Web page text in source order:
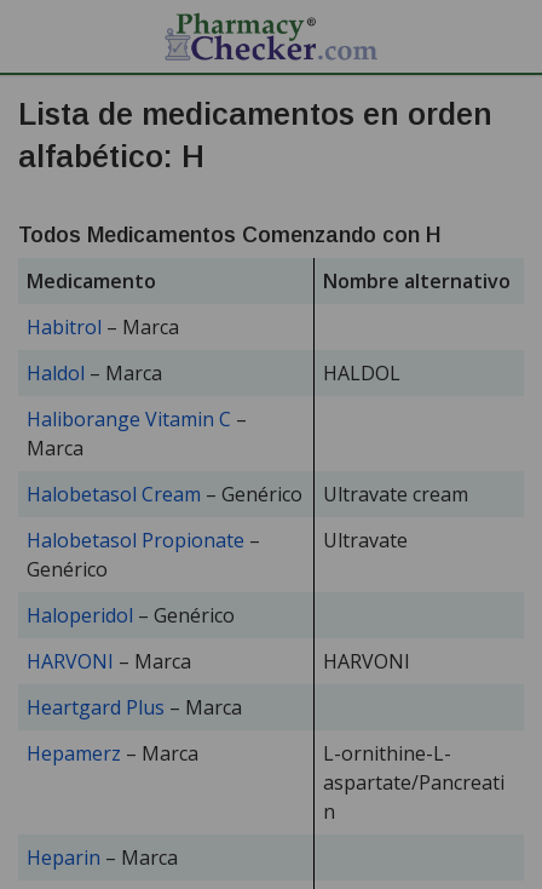
Lista de medicamentos en orden
alfabético: H
Todos Medicamentos Comenzando con H
Medicamento
Nombre alternativo
Habitrol – Marca
Haldol – Marca
HALDOL
Haliborange Vitamin C –
Marca
Halobetasol Cream – Genérico
Ultravate cream
Halobetasol Propionate –
Genérico
Ultravate
Haloperidol – Genérico
HARVONI – Marca
HARVONI
Heartgard Plus – Marca
Hepamerz – Marca
L-ornithine-L-
aspartate/Pancreati
n
Heparin – Marca